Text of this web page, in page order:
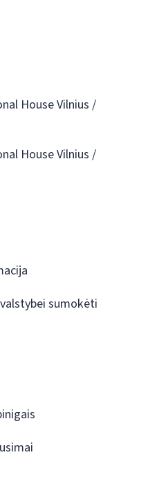
House Vilnius /
House Vilnius /
sumokėti